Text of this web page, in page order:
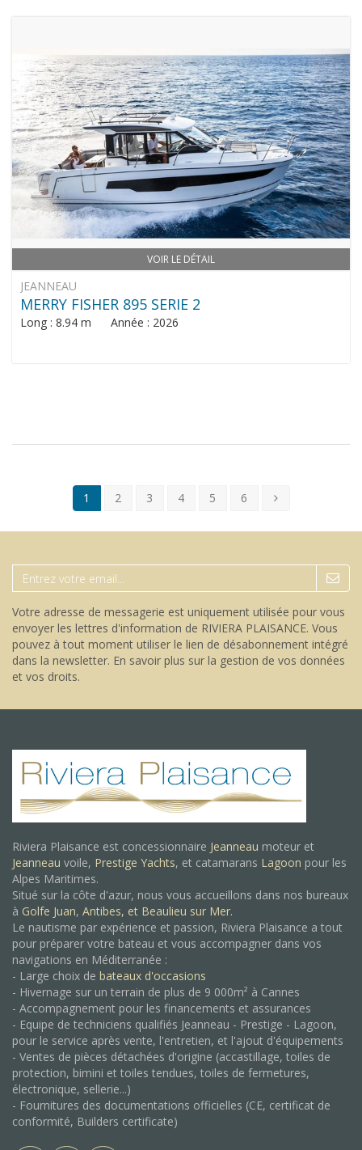
VOIR LE DÉTAIL
JEANNEAU
MERRY FISHER 895 SERIE 2
Long : 8.94 m Année : 2026
1 2 3 4 5 6
Votre adresse de messagerie est uniquement utilisée pour vous
envoyer les lettres d'information de RIVIERA PLAISANCE. Vous
pouvez à tout moment utiliser le lien de désabonnement intégré
dans la newsletter. En savoir plus sur la gestion de vos données
et vos droits.
Riviera Plaisance est concessionnaire Jeanneau moteur et
Jeanneau voile, Prestige Yachts, et catamarans Lagoon pour les
Alpes Maritimes.
Situé sur la côte d'azur, nous vous accueillons dans nos bureaux
à Golfe Juan, Antibes, et Beaulieu sur Mer.
Le nautisme par expérience et passion, Riviera Plaisance a tout
pour préparer votre bateau et vous accompagner dans vos
navigations en Méditerranée :
- Large choix de bateaux d'occasions
- Hivernage sur un terrain de plus de 9 000m² à Cannes
- Accompagnement pour les financements et assurances
- Equipe de techniciens qualifiés Jeanneau - Prestige - Lagoon,
pour le service après vente, l'entretien, et l'ajout d'équipements
- Ventes de pièces détachées d'origine (accastillage, toiles de
protection, bimini et toiles tendues, toiles de fermetures,
électronique, sellerie...)
- Fournitures des documentations officielles (CE, certificat de
conformité, Builders certificate)